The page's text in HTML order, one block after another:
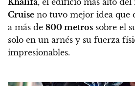
Cruise no tuvo mejor idea que
a más de 800 metros sobre el
solo en un arnés y su fuerza
impresionables.